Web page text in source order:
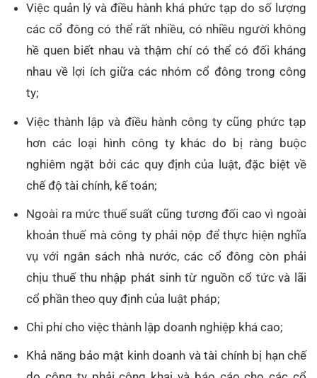
Việc quản lý và điều hành khá phức tạp do số lượng
các cổ đông có thể rất nhiều, có nhiều người không
hề quen biết nhau và thậm chí có thể có đối kháng
nhau về lợi ích giữa các nhóm cổ đông trong công
ty;
Việc thành lập và điều hành công ty cũng phức tạp
hơn các loại hình công ty khác do bị ràng buộc
nghiêm ngặt bởi các quy định của luật, đặc biệt về
chế độ tài chính, kế toán;
Ngoài ra mức thuế suất cũng tương đối cao vì ngoài
khoản thuế mà công ty phải nộp để thực hiện nghĩa
vụ với ngân sách nhà nước, các cổ đông còn phải
chịu thuế thu nhập phát sinh từ nguồn cổ tức và lãi
cổ phần theo quy định của luật pháp;
Chi phí cho việc thành lập doanh nghiệp khá cao;
Khả năng bảo mật kinh doanh và tài chính bị hạn chế